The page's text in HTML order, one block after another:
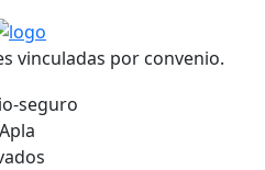
vinculadas por convenio.